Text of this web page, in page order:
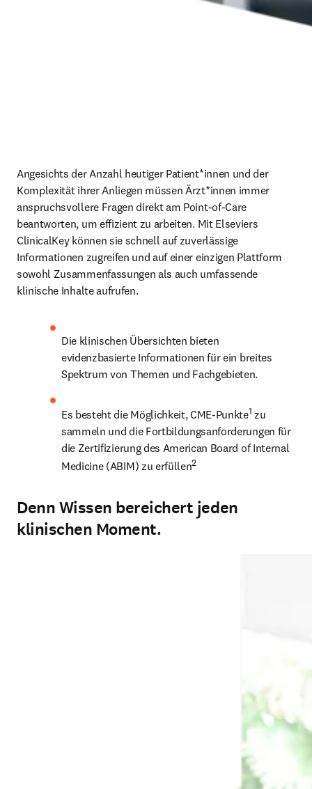
Angesichts der Anzahl heutiger Patient*innen und der
Komplexität ihrer Anliegen müssen Ärzt*innen immer
anspruchsvollere Fragen direkt am Point-of-Care
beantworten, um effizient zu arbeiten. Mit Elseviers
ClinicalKey können sie schnell auf zuverlässige
Informationen zugreifen und auf einer einzigen Plattform
sowohl Zusammenfassungen als auch umfassende
klinische Inhalte aufrufen.
Die klinischen Übersichten bieten
evidenzbasierte Informationen für ein breites
Spektrum von Themen und Fachgebieten.
Es besteht die Möglichkeit, CME-Punkte1 zu
sammeln und die Fortbildungsanforderungen für
die Zertifizierung des American Board of Internal
Medicine (ABIM) zu erfüllen2
Denn Wissen bereichert jeden
klinischen Moment.